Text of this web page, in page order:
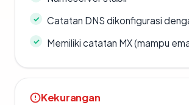
Catatan DNS dikonfigurasi
Memiliki catatan MX (mampu
Kekurangan